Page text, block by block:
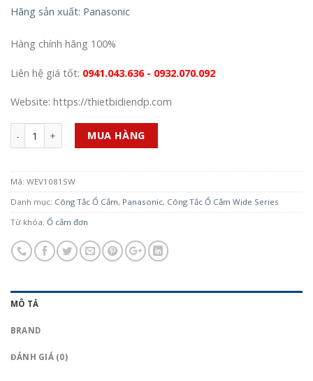
Hãng sản xuất: Panasonic
Hàng chính hãng 100%
Liên hệ giá tốt: 0941.043.636 - 0932.070.092
Website: https://thietbidiendp.com
Số lượng MUA HÀNG
Mã: WEV1081SW
Danh mục: Công Tắc Ổ Cắm, Panasonic, Công Tắc Ổ Cắm Wide Series
Từ khóa: Ổ cắm đơn
MÔ TẢ
BRAND
ĐÁNH GIÁ (0)